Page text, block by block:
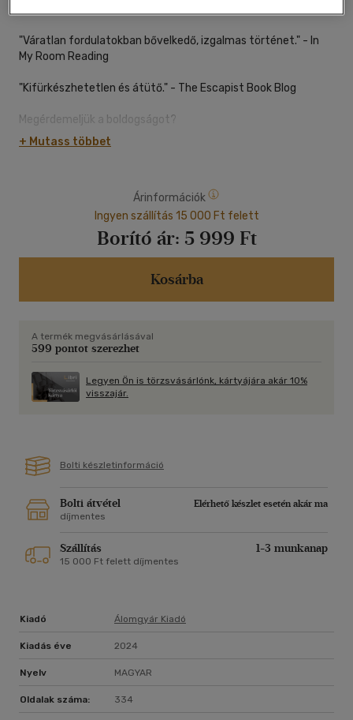
"Váratlan fordulatokban bővelkedő, izgalmas történet." - In
My Room Reading
"Kifürkészhetetlen és átütő." - The Escapist Book Blog
Megérdemeljük a boldogságot?
Lord Robichaux vagyok, és az utcán nőttem fel, úgyhogy
Eleanor Snyder állást követel a zálogházamban.
Ő a legcsábítóbb nő, akit valaha láttam, így átkozott legyek,
Minden olyan bonyolult, de ha róla van szó, még ezt sem
Vajon lesz elég erőnk letépni a láncokat?
Meghan March, a New York Times, a USA Today és a Wall
Street Journal bestsellerszerzője bebizonyítja, hogy a sors
"Csupa rejtély és intrika." - Shh Mom's Reading
"Lord és Elle románca megnevettetett, és sokszor könnyeket
+ Mutass többet
Árinformációk
Ingyen szállítás 15 000 Ft felett
Borító ár: 5 999 Ft
Kosárba
A termék megvásárlásával
599 pontot szerezhet
Legyen Ön is törzsvásárlónk, kártyájára akár 10%
visszajár.
Bolti készletinformáció
Bolti átvétel
Elérhető készlet esetén akár ma
díjmentes
Szállítás 1-3 munkanap
15 000 Ft felett díjmentes
Kiadó Álomgyár Kiadó
Kiadás éve 2024
Nyelv MAGYAR
Oldalak száma: 334